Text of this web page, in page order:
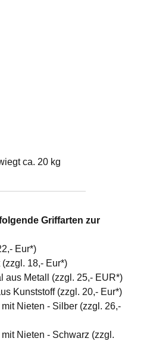
ca. 20 kg
Griffarten zur
Eur*)
18,- Eur*)
aus Metall (zzgl. 25,- EUR*)
Kunststoff (zzgl. 20,- Eur*)
Nieten - Silber (zzgl. 26,-
Nieten - Schwarz (zzgl.